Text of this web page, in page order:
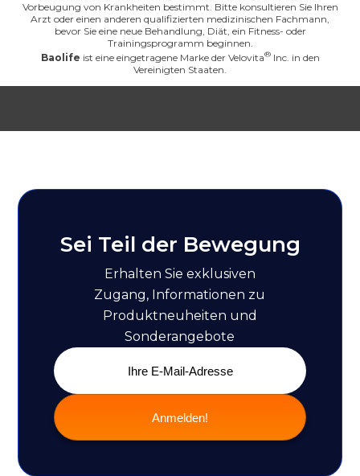
Vorbeugung von Krankheiten bestimmt. Bitte konsultieren Sie Ihren
Arzt oder einen anderen qualifizierten medizinischen Fachmann,
bevor Sie eine neue Behandlung, Diät, ein Fitness- oder
Trainingsprogramm beginnen.
Baolife ist eine eingetragene Marke der Velovita Inc. in den
Vereinigten Staaten.
Sei Teil der Bewegung
Erhalten Sie exklusiven
Zugang, Informationen zu
Produktneuheiten und
Sonderangebote